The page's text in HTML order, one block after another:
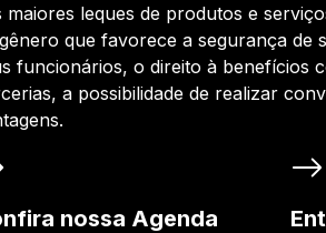
maiores leques de produtos e
que favorece a segurança de
funcionários, o direito à benefícios
a possibilidade de realizar
nossa Agenda